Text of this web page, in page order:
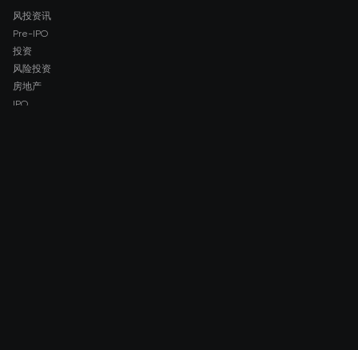
风投资讯
Pre-IPO
投资
风险投资
房地产
IPO